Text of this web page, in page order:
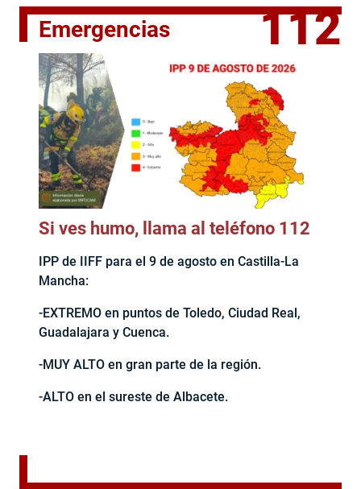
Emergencias 112
Si ves humo, llama al teléfono 112
IPP de IIFF para el 9 de agosto en Castilla-La
Mancha:
-EXTREMO en puntos de Toledo, Ciudad Real,
Guadalajara y Cuenca.
-MUY ALTO en gran parte de la región.
-ALTO en el sureste de Albacete.